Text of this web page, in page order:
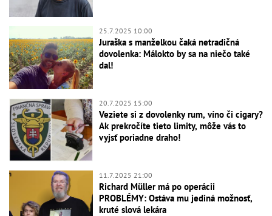
25.7.2025 10:00
Juraška s manželkou čaká netradičná
dovolenka: Málokto by sa na niečo také
dal!
20.7.2025 15:00
Veziete si z dovolenky rum, víno či cigary?
Ak prekročíte tieto limity, môže vás to
vyjsť poriadne draho!
11.7.2025 21:00
Richard Müller má po operácii
PROBLÉMY: Ostáva mu jediná možnosť,
kruté slová lekára